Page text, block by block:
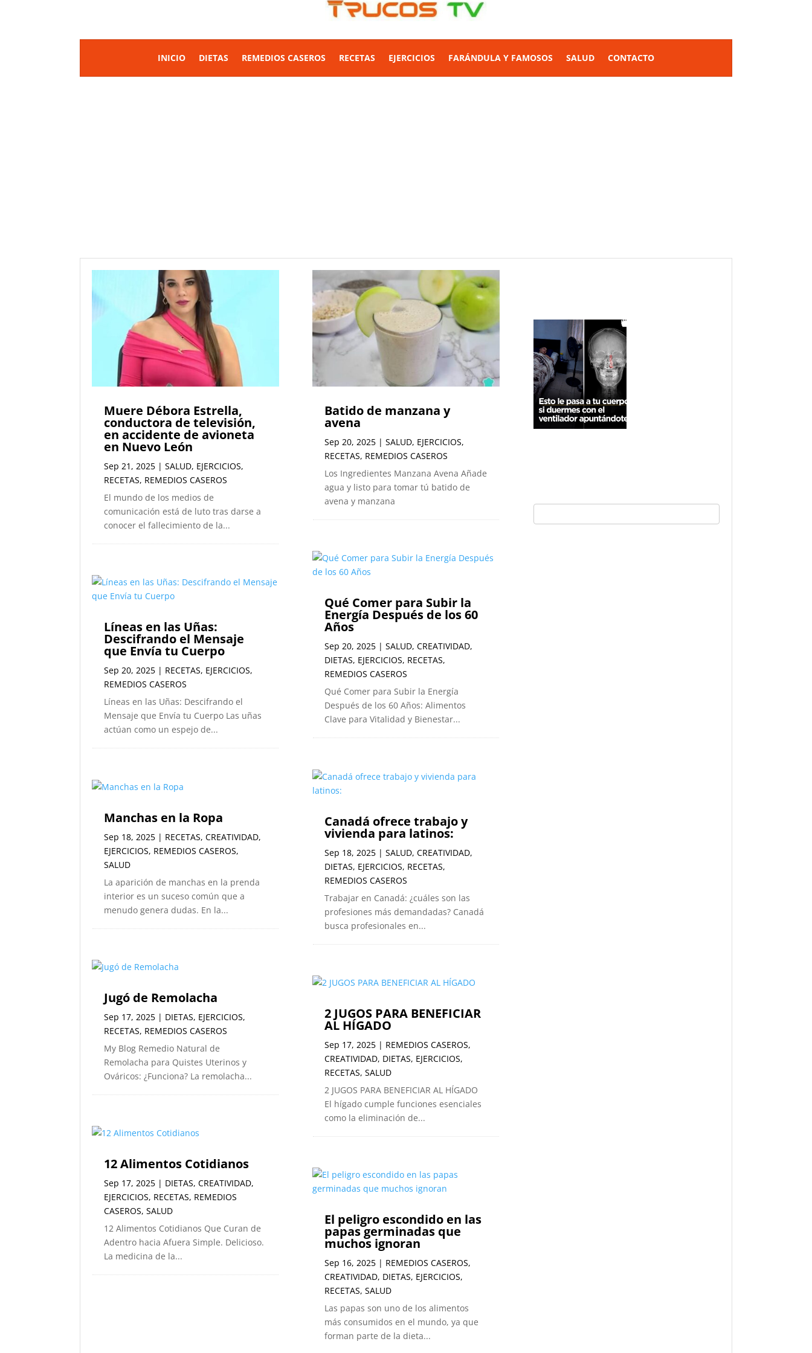
INICIO DIETAS REMEDIOS CASEROS RECETAS EJERCICIOS FARÁNDULA Y FAMOSOS SALUD CONTACTO
Muere Débora Estrella,
conductora de televisión,
en accidente de avioneta
en Nuevo León
Sep 21, 2025 | SALUD, EJERCICIOS,
RECETAS, REMEDIOS CASEROS
El mundo de los medios de
comunicación está de luto tras darse a
conocer el fallecimiento de la...
Líneas en las Uñas:
Descifrando el Mensaje
que Envía tu Cuerpo
Sep 20, 2025 | RECETAS, EJERCICIOS,
REMEDIOS CASEROS
Líneas en las Uñas: Descifrando el
Mensaje que Envía tu Cuerpo Las uñas
actúan como un espejo de...
Manchas en la Ropa
Sep 18, 2025 | RECETAS, CREATIVIDAD,
EJERCICIOS, REMEDIOS CASEROS,
SALUD
La aparición de manchas en la prenda
interior es un suceso común que a
menudo genera dudas. En la...
Jugó de Remolacha
Sep 17, 2025 | DIETAS, EJERCICIOS,
RECETAS, REMEDIOS CASEROS
My Blog Remedio Natural de
Remolacha para Quistes Uterinos y
Ováricos: ¿Funciona? La remolacha...
12 Alimentos Cotidianos
Sep 17, 2025 | DIETAS, CREATIVIDAD,
EJERCICIOS, RECETAS, REMEDIOS
CASEROS, SALUD
12 Alimentos Cotidianos Que Curan de
Adentro hacia Afuera Simple. Delicioso.
La medicina de la...
Batido de manzana y
avena
Sep 20, 2025 | SALUD, EJERCICIOS,
RECETAS, REMEDIOS CASEROS
Los Ingredientes Manzana Avena Añade
agua y listo para tomar tú batido de
avena y manzana
Qué Comer para Subir la
Energía Después de los 60
Años
Sep 20, 2025 | SALUD, CREATIVIDAD,
DIETAS, EJERCICIOS, RECETAS,
REMEDIOS CASEROS
Qué Comer para Subir la Energía
Después de los 60 Años: Alimentos
Clave para Vitalidad y Bienestar...
Canadá ofrece trabajo y
vivienda para latinos:
Sep 18, 2025 | SALUD, CREATIVIDAD,
DIETAS, EJERCICIOS, RECETAS,
REMEDIOS CASEROS
Trabajar en Canadá: ¿cuáles son las
profesiones más demandadas? Canadá
busca profesionales en...
2 JUGOS PARA BENEFICIAR
AL HÍGADO
Sep 17, 2025 | REMEDIOS CASEROS,
CREATIVIDAD, DIETAS, EJERCICIOS,
RECETAS, SALUD
2 JUGOS PARA BENEFICIAR AL HÍGADO
El hígado cumple funciones esenciales
como la eliminación de...
El peligro escondido en las
papas germinadas que
muchos ignoran
Sep 16, 2025 | REMEDIOS CASEROS,
CREATIVIDAD, DIETAS, EJERCICIOS,
RECETAS, SALUD
Las papas son uno de los alimentos
más consumidos en el mundo, ya que
forman parte de la dieta...